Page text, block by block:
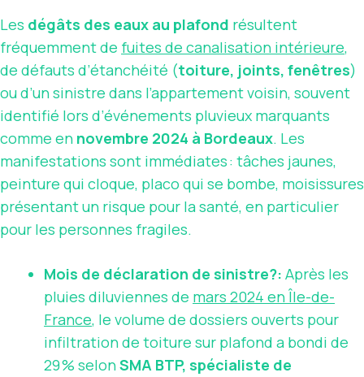
Les dégâts des eaux au plafond résultent
fréquemment de fuites de canalisation intérieure,
de défauts d’étanchéité (toiture, joints, fenêtres)
ou d’un sinistre dans l’appartement voisin, souvent
identifié lors d’événements pluvieux marquants
comme en novembre 2024 à Bordeaux. Les
manifestations sont immédiates : tâches jaunes,
peinture qui cloque, placo qui se bombe, moisissures
présentant un risque pour la santé, en particulier
pour les personnes fragiles.
Mois de déclaration de sinistre?: Après les
pluies diluviennes de mars 2024 en Île-de-
France, le volume de dossiers ouverts pour
infiltration de toiture sur plafond a bondi de
29 % selonSMA BTP, spécialiste de